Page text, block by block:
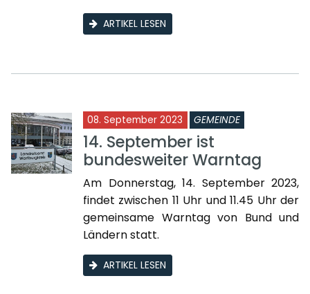
ARTIKEL LESEN
08. September 2023 GEMEINDE
14. September ist
bundesweiter Warntag
Am Donnerstag, 14. September 2023,
findet zwischen 11 Uhr und 11.45 Uhr der
gemeinsame Warntag von Bund und
Ländern statt.
ARTIKEL LESEN